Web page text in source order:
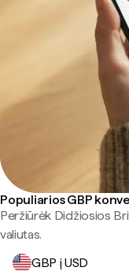
Populiarios GBP
Peržiūrėk Didžiosios
valiutas.
GBP į USD